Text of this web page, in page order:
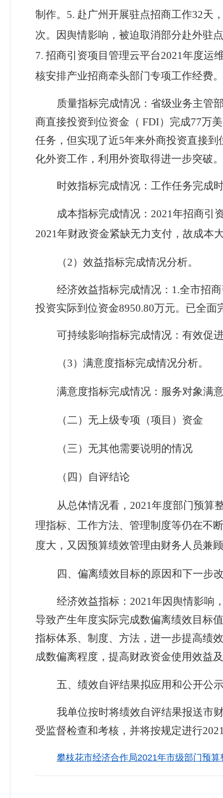
制作。5. 赴广州开展驻点招商工作32天
次。因舆情影响，被迫取消部分赴外驻
7. 招商引资项目管理云平台2021年度运
核安排产业招商牵头部门专项工作经费。
质量指标完成情况：省级业务主管
商直接投资到位资金（ FDI）完成77万
任务，但实现了近5年来外商投资直接到
化外资工作，利用外资取得进一步突破。
时效指标完成情况： 工作任务完成
成本指标完成情况： 2021年招商引
2021年财政资金紧缺无力支付，故成本
（2）效益指标完成情况分析。
经济效益指标完成情况： 1.全市招
投资实际到位资金8950.80万元。已全面
可持续影响指标完成情况：有效促
（3）满意度指标完成情况分析。
满意度指标完成情况：服务对象满
（二） 无上级专项（项目）资金
（三） 无其他需要说明的情况
（四）自评结论
从总体情况看， 2021年度部门预算
理指标、工作方法、管理制度等仍在不
度大，又因预算绩效管理由财务人员兼
四、偏离绩效目标的原因和下一步
经济效益指标： 2021年因舆情影响
导致产生年度实际完成数偏离绩效目标
指标体系、制度、方法，进一步提高绩
成数偏离程度，提高财政资金使用效益
五、绩效自评结果拟应用和公开公
我单位按时将绩效自评结果报送市
受监督检查和考核，并将按规定进行
攀枝花市经济合作局2021年市级部门预